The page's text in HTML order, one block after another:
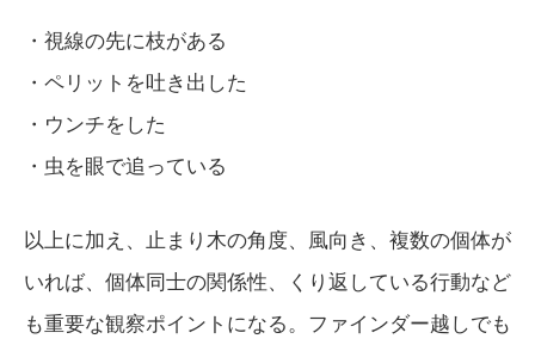
・視線の先に枝がある
・ペリットを吐き出した
・ウンチをした
・虫を眼で追っている
以上に加え、止まり木の角度、風向き、複数の個体が
いれば、個体同士の関係性、くり返している行動など
も重要な観察ポイントになる。ファインダー越しでも